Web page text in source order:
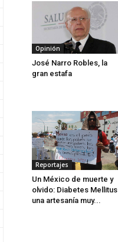
Opinión
José Narro Robles, la
gran estafa
Reportajes
Un México de muerte y
olvido: Diabetes Mellitus
una artesanía muy...